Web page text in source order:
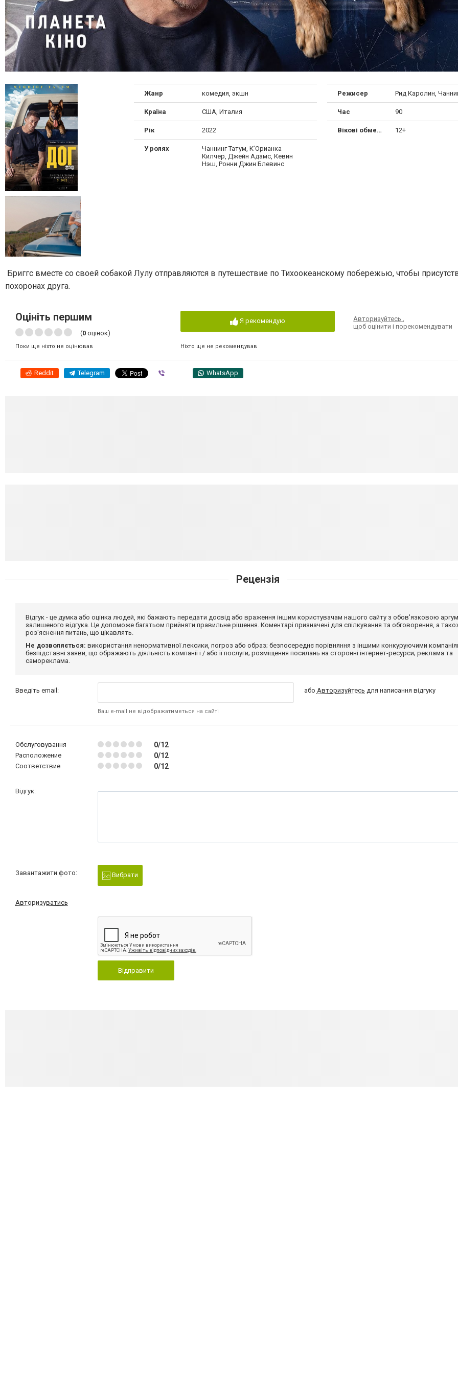
Жанр комедия, экшн
Країна США, Италия
Рік 2022
У ролях
Чаннинг Татум, К’Орианка
Килчер, Джейн Адамс, Кевин
Нэш, Ронни Джин Блевинс
Режисер Рид Каролин,
Час 90
Вікові обмеження 12+
Бриггс вместе со своей собакой Лулу отправляются в путешествие по Тихоокеанскому побережью, чтобы
похоронах друга.
Оцініть першим
(0 оцінок)
Поки ще ніхто не оцінював
Я рекомендую
Ніхто ще не рекомендував
Авторизуйтесь,
щоб оцінити і порекомендувати
Reddit Telegram WhatsApp
Рецензія
Відгук - це думка або оцінка людей, які бажають передати досвід або враження іншим користувачам нашого сайту з обов'язковою
залишеного відгука. Це допоможе багатьом прийняти правильне рішення. Коментарі призначені для спілкування та обговорення, а
роз'яснення питань, що цікавлять.
Не дозволяється: використання ненормативної лексики, погроз або образ; безпосереднє порівняння з іншими конкуруючими
безпідставні заяви, що ображають діяльність компанії і / або її послуги; розміщення посилань на сторонні інтернет-ресурси; реклама та
самореклама.
Введіть email:
Ваш e-mail не відображатиметься на сайті
або Авторизуйтесь для написання відгуку
Обслуговування 0/12
Расположение 0/12
Соответствие 0/12
Відгук:
Завантажити фото: Вибрати
Авторизуватись
Відправити